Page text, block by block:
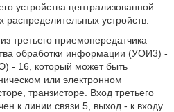
устройства централизованной
устройств.
третьего приемопередатчика
обработки информации (УОИ3) -
- 16, который может быть
или электронном
транзисторе. Вход третьего
к линии связи 5, выход - к входу